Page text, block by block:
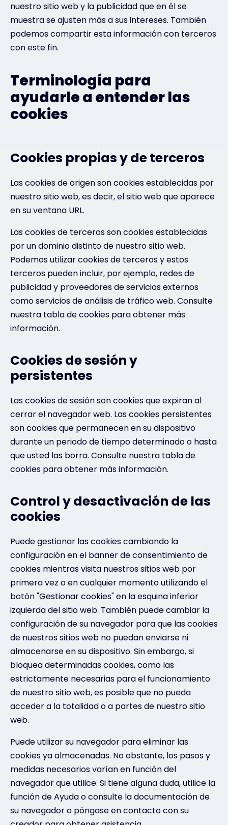
nuestro sitio web y la publicidad que en él se
muestra se ajusten más a sus intereses. También
podemos compartir esta información con terceros
con este fin.
Terminología para
ayudarle a entender las
cookies
Cookies propias y de terceros
Las cookies de origen son cookies establecidas por
nuestro sitio web, es decir, el sitio web que aparece
en su ventana URL.
Las cookies de terceros son cookies establecidas
por un dominio distinto de nuestro sitio web.
Podemos utilizar cookies de terceros y estos
terceros pueden incluir, por ejemplo, redes de
publicidad y proveedores de servicios externos
como servicios de análisis de tráfico web. Consulte
nuestra tabla de cookies para obtener más
información.
Cookies de sesión y
persistentes
Las cookies de sesión son cookies que expiran al
cerrar el navegador web. Las cookies persistentes
son cookies que permanecen en su dispositivo
durante un periodo de tiempo determinado o hasta
que usted las borra. Consulte nuestra tabla de
cookies para obtener más información.
Control y desactivación de las
cookies
Puede gestionar las cookies cambiando la
configuración en el banner de consentimiento de
cookies mientras visita nuestros sitios web por
primera vez o en cualquier momento utilizando el
botón "Gestionar cookies" en la esquina inferior
izquierda del sitio web. También puede cambiar la
configuración de su navegador para que las cookies
de nuestros sitios web no puedan enviarse ni
almacenarse en su dispositivo. Sin embargo, si
bloquea determinadas cookies, como las
estrictamente necesarias para el funcionamiento
de nuestro sitio web, es posible que no pueda
acceder a la totalidad o a partes de nuestro sitio
web.
Puede utilizar su navegador para eliminar las
cookies ya almacenadas. No obstante, los pasos y
medidas necesarios varían en función del
navegador que utilice. Si tiene alguna duda, utilice la
función de Ayuda o consulte la documentación de
su navegador o póngase en contacto con su